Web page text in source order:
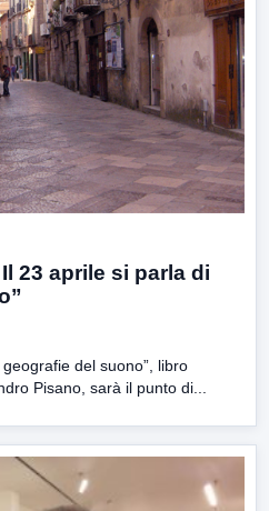
Il 23 aprile si parla di
geografie del suono”, libro
Pisano, sarà il punto di...